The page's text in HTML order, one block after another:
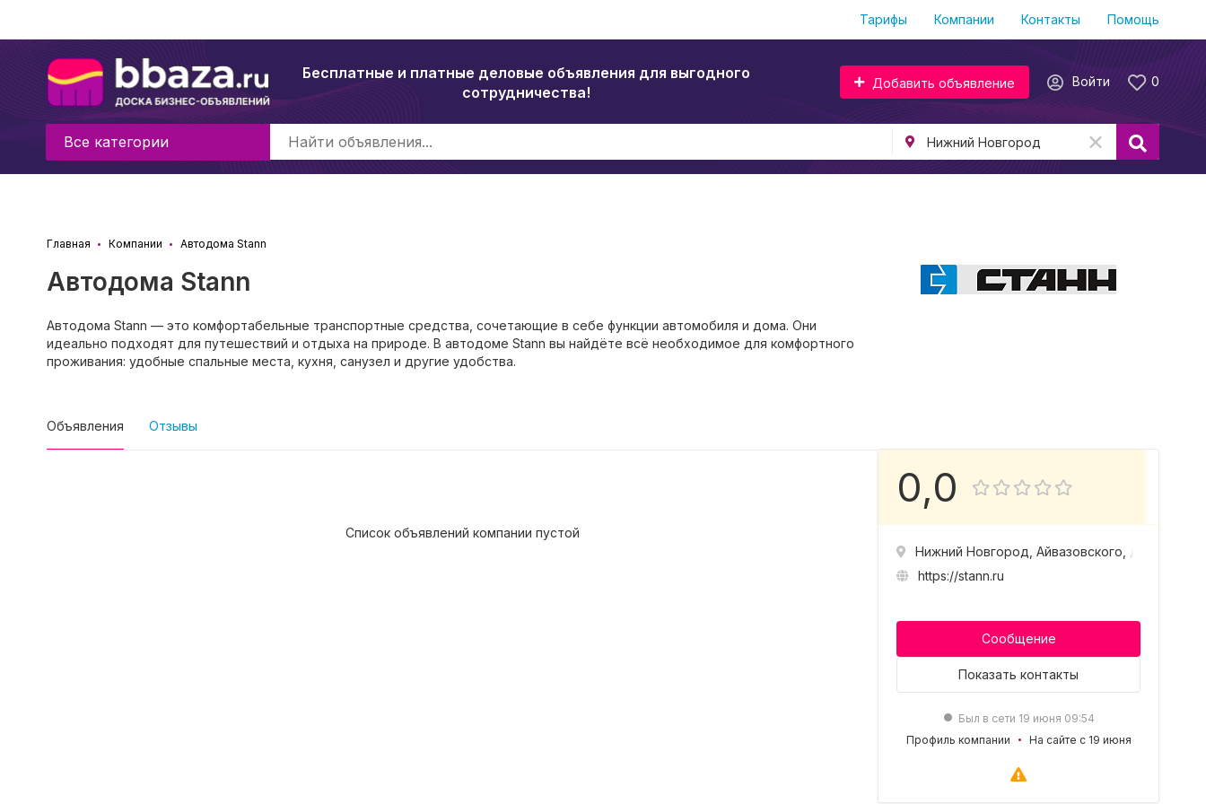
Тарифы Компании Контакты Помощь
Бесплатные и платные деловые объявления для выгодного
сотрудничества!
0
Войти
Добавить объявление
Все категории
Главная Компании Автодома Stann
Автодома Stann
Автодома Stann — это комфортабельные транспортные средства, сочетающие в себе функции автомобиля и дома. Они
идеально подходят для путешествий и отдыха на природе. В автодоме Stann вы найдёте всё необходимое для комфортного
проживания: удобные спальные места, кухня, санузел и другие удобства.
Объявления Отзывы
Список объявлений компании пустой
0,0
Нижний Новгород, Айвазовского, д.1а
https://stann.ru
Сообщение
Показать контакты
Был в сети 19 июня 09:54
Профиль компании
На сайте с 19 июня